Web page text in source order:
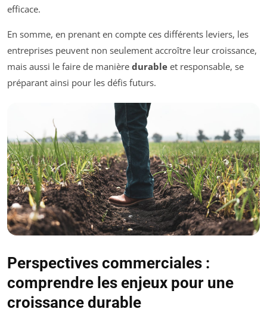
efficace.
En somme, en prenant en compte ces différents leviers, les
entreprises peuvent non seulement accroître leur croissance,
mais aussi le faire de manière durable et responsable, se
préparant ainsi pour les défis futurs.
Perspectives commerciales :
comprendre les enjeux pour une
croissance durable